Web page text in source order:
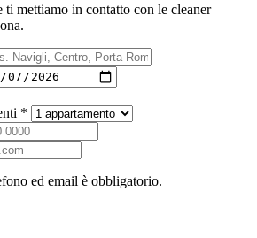
ti mettiamo in contatto con le cleaner
*
ed email è obbligatorio.